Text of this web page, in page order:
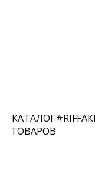
КАТАЛОГ
ТОВАРОВ
#RIFF